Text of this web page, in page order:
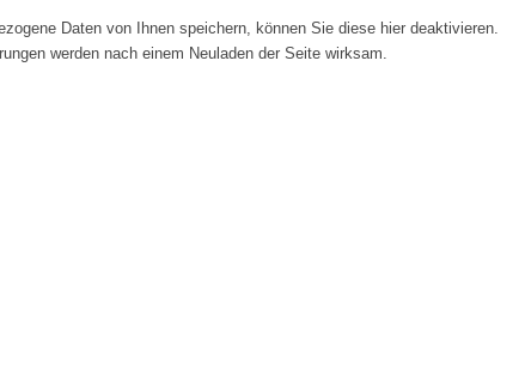
Daten von Ihnen speichern, können Sie diese hier deaktivieren.
werden nach einem Neuladen der Seite wirksam.